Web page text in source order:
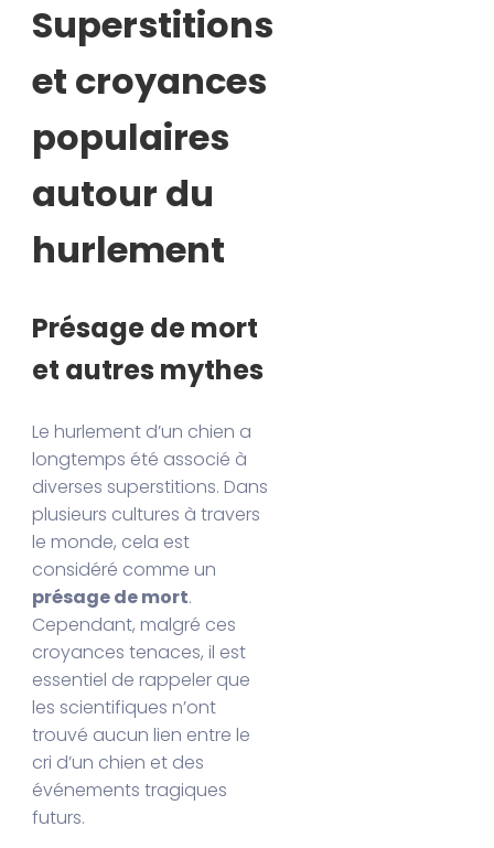
Superstitions
et croyances
populaires
autour du
hurlement
Présage de mort
et autres mythes
Le hurlement d’un chien a
longtemps été associé à
diverses superstitions. Dans
plusieurs cultures à travers
le monde, cela est
considéré comme un
présage de mort.
Cependant, malgré ces
croyances tenaces, il est
essentiel de rappeler que
les scientifiques n’ont
trouvé aucun lien entre le
cri d’un chien et des
événements tragiques
futurs.